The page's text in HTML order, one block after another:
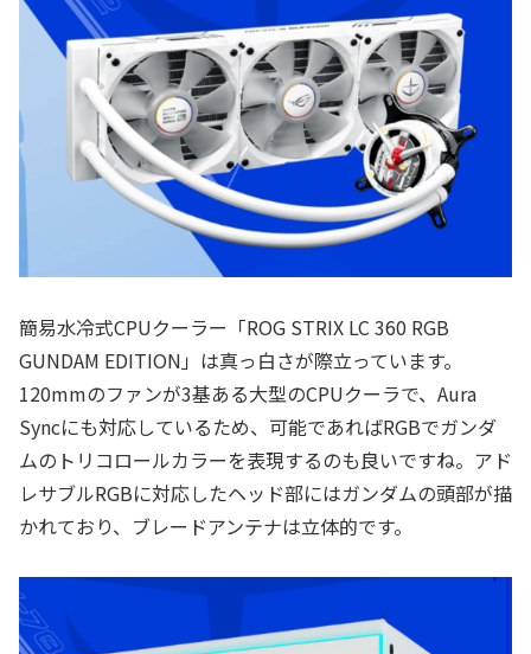
簡易水冷式CPUクーラー「ROG STRIX LC 360 RGB
GUNDAM EDITION」は真っ白さが際立っています。
120mmのファンが3基ある大型のCPUクーラで、Aura
Syncにも対応しているため、可能であればRGBでガンダ
ムのトリコロールカラーを表現するのも良いですね。アド
レサブルRGBに対応したヘッド部にはガンダムの頭部が描
かれており、ブレードアンテナは立体的です。